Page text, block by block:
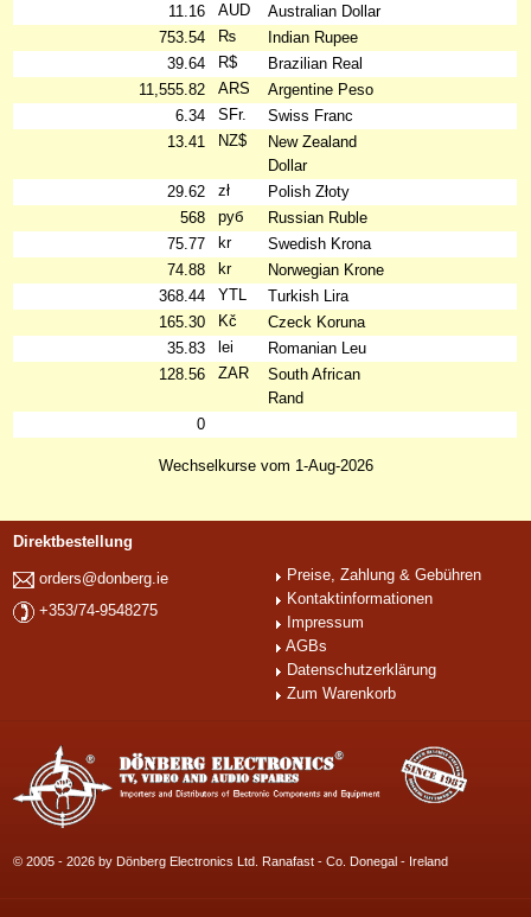
11.16
AUD
Australian Dollar
753.54
₨
Indian Rupee
39.64
R$
Brazilian Real
11,555.82
ARS
Argentine Peso
6.34
SFr.
Swiss Franc
13.41
NZ$
New Zealand
Dollar
29.62
zł
Polish Złoty
568
руб
Russian Ruble
75.77
kr
Swedish Krona
74.88
kr
Norwegian Krone
368.44
YTL
Turkish Lira
165.30
Kč
Czeck Koruna
35.83
lei
Romanian Leu
128.56
ZAR
South African
Rand
0
Wechselkurse vom 1-Aug-2026
Direktbestellung
orders@donberg.ie
+353/74-9548275
Preise, Zahlung & Gebühren
Kontaktinformationen
Impressum
AGBs
Datenschutzerklärung
Zum Warenkorb
© 2005 - 2026 by Dönberg Electronics Ltd. Ranafast - Co. Donegal - Ireland